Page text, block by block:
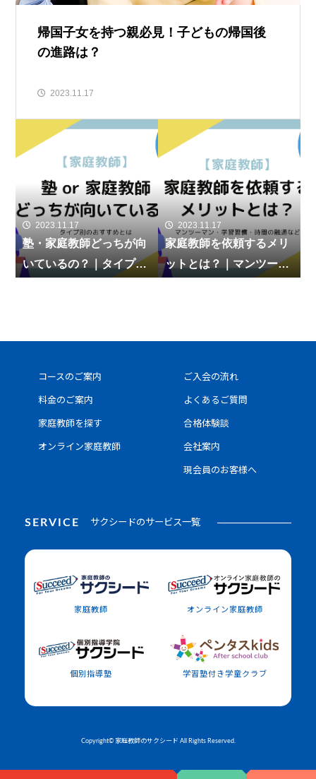
帰国子女を持つ親必見！子どもの帰国後
の進路は？
2023.11.17
2023.11.17
塾・家庭教師どっちが向
いているの？｜タイプ別
2023.11.17
家庭教師を依頼するメリ
ットとは？｜マンツーマ
コースのご案内
料金のご案内
家庭教師を探す
オンライン家庭教師
ご入会の流れ
よくあるご質問
合格体験談
会社案内
現会員のお客様へ
SERVICE サクシードのサービス一覧
家庭教師 オンライン家庭教師
個別指導塾 学習塾付き学童クラブ
Copyright© 家庭教師のサクシード All Rights Reserved.